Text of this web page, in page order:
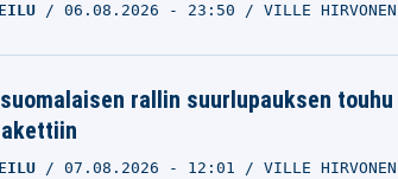
06.08.2026 - 23:50 VILLE HIRVONEN
rallin suurlupauksen touhu
07.08.2026 - 12:01 VILLE HIRVONEN